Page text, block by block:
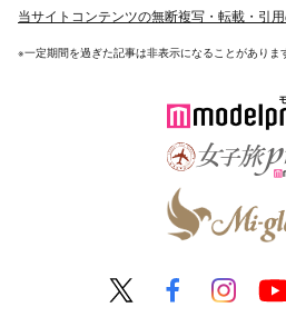
当サイトコンテンツの無断複写・転載・引
※一定期間を過ぎた記事は非表示になることがありま